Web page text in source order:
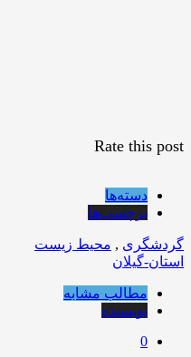
Rate this post
دسته‌ها
برچسب‌ها
گردشگری , محیط زیست
استان-گیلان
مطالب مشابه
نویسنده
0